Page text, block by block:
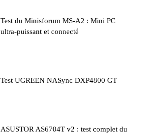
Test du Minisforum MS-A2 : Mini PC
ultra-puissant et connecté
Test UGREEN NASync DXP4800 GT
ASUSTOR AS6704T v2 : test complet du